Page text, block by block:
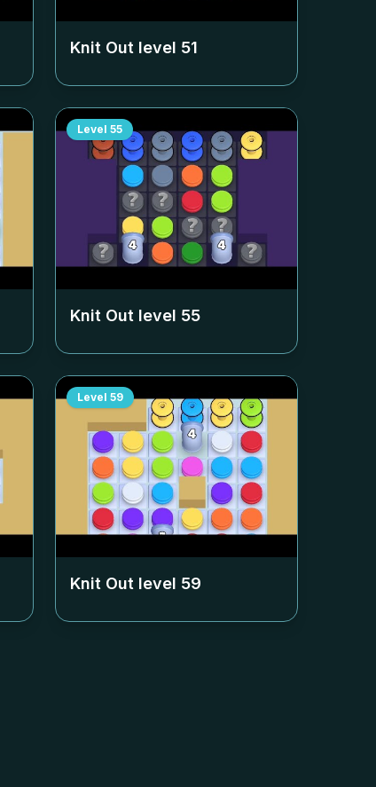
Knit Out level 51
Level 55
Knit Out level 55
Level 59
Knit Out level 59